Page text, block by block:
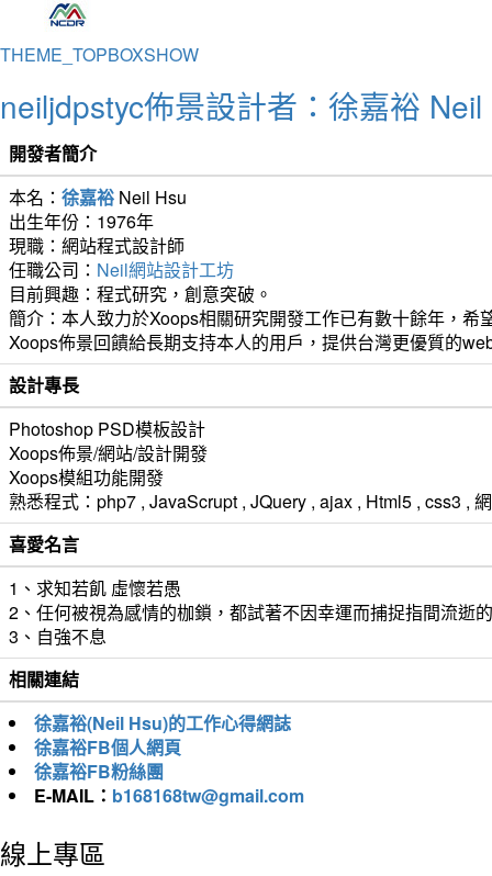
THEME_TOPBOXSHOW
neiljdpstyc佈景設計者：徐嘉裕
開發者簡介
本名： 徐嘉裕 Neil Hsu
出生年份：1976年
現職：網站程式設計師
任職公司： Neil網站設計工坊
目前興趣：程式研究，創意突破。
簡介：本人致力於Xoops相關研究開發工作已有數十餘年，
Xoops佈景回饋給長期支持本人的用戶，提供台灣更優質的
設計專長
Photoshop PSD模板設計
Xoops佈景/網站/設計開發
Xoops模組功能開發
熟悉程式：php7 , JavaScrupt , JQuery , ajax , Html5 , css3 ,
喜愛名言
1、求知若飢 虛懷若愚
2、任何被視為感情的枷鎖，都試著不因幸運而捕捉指間流逝
3、自強不息
相關連結
徐嘉裕(Neil Hsu)的工作心得網誌
徐嘉裕FB個人網頁
徐嘉裕FB粉絲團
E-MAIL： b168168tw@gmail.com
線上專區